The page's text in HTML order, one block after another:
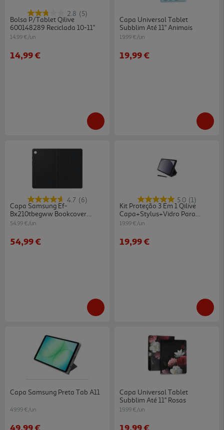
2.8 (5)
Bolsa P/tablet Qilive
600148289 Reciclada 10-11"
14.99 €/un
14,99 €
Capa Universal Tablet
Subblim Até 11" Animais
19.99 €/un
19,99 €
4.7 (6)
Capa Samsung Ef-
Bx210tbegww Bookcover
Taba9+
54.99 €/un
54,99 €
5.0 (1)
Kit Proteção 3 Em 1 Qilive
Capa+stylus+vidro Para
Samsung A9
19.99 €/un
19,99 €
Capa Samsung Preta Tab A11
49.99 €/un
49,99 €
Capa Universal Tablet
Subblim Até 11" Rosas
19.99 €/un
19,99 €